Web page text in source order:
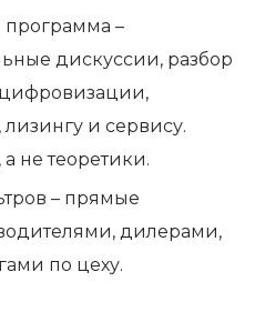
программа –
дискуссии, разбор
и сервису.
не теоретики.
– прямые
дилерами,
по цеху.